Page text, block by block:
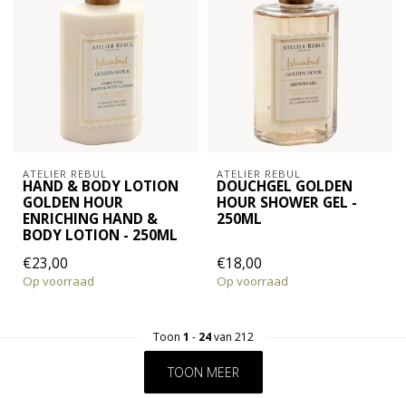
ATELIER REBUL
HAND & BODY LOTION
GOLDEN HOUR
ENRICHING HAND &
BODY LOTION - 250ML
€23,00
Op voorraad
ATELIER REBUL
DOUCHGEL GOLDEN
HOUR SHOWER GEL -
250ML
€18,00
Op voorraad
Toon 1 - 24van 212
TOON MEER